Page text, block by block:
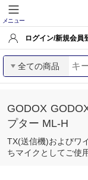
メニュー
ログイン/新規会員
全ての商品
GODOX
プター ML-H
TX(送信機)およびワ
ちマイクとしてご使